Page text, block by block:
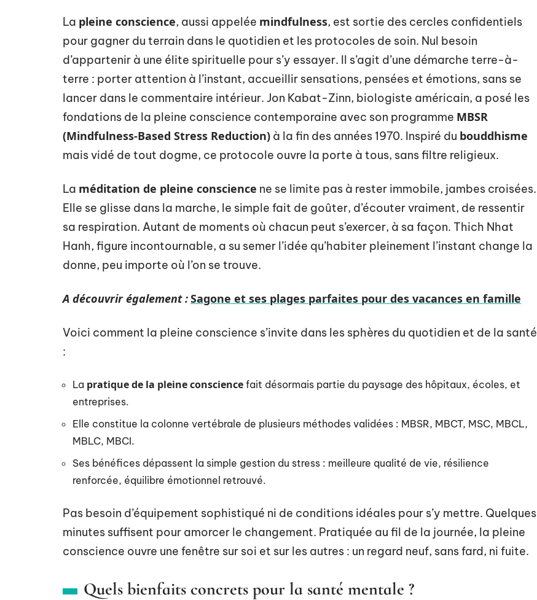
La pleine conscience, aussi appelée mindfulness, est sortie des cercles confidentiels
pour gagner du terrain dans le quotidien et les protocoles de soin. Nul besoin
d’appartenir à une élite spirituelle pour s’y essayer. Il s’agit d’une démarche terre-à-
terre : porter attention à l’instant, accueillir sensations, pensées et émotions, sans se
lancer dans le commentaire intérieur. Jon Kabat-Zinn, biologiste américain, a posé les
fondations de la pleine conscience contemporaine avec son programme MBSR
(Mindfulness-Based Stress Reduction) à la fin des années 1970. Inspiré du bouddhisme
mais vidé de tout dogme, ce protocole ouvre la porte à tous, sans filtre religieux.
La méditation de pleine conscience ne se limite pas à rester immobile, jambes croisées.
Elle se glisse dans la marche, le simple fait de goûter, d’écouter vraiment, de ressentir
sa respiration. Autant de moments où chacun peut s’exercer, à sa façon. Thich Nhat
Hanh, figure incontournable, a su semer l’idée qu’habiter pleinement l’instant change la
donne, peu importe où l’on se trouve.
A découvrir également :Sagone et ses plages parfaites pour des vacances en famille
Voici comment la pleine conscience s’invite dans les sphères du quotidien et de la santé
:
La pratique de la pleine conscience fait désormais partie du paysage des hôpitaux, écoles, et
entreprises.
Elle constitue la colonne vertébrale de plusieurs méthodes validées : MBSR, MBCT, MSC, MBCL,
MBLC, MBCI.
Ses bénéfices dépassent la simple gestion du stress : meilleure qualité de vie, résilience
renforcée, équilibre émotionnel retrouvé.
Pas besoin d’équipement sophistiqué ni de conditions idéales pour s’y mettre. Quelques
minutes suffisent pour amorcer le changement. Pratiquée au fil de la journée, la pleine
conscience ouvre une fenêtre sur soi et sur les autres : un regard neuf, sans fard, ni fuite.
Quels bienfaits concrets pour la santé mentale ?